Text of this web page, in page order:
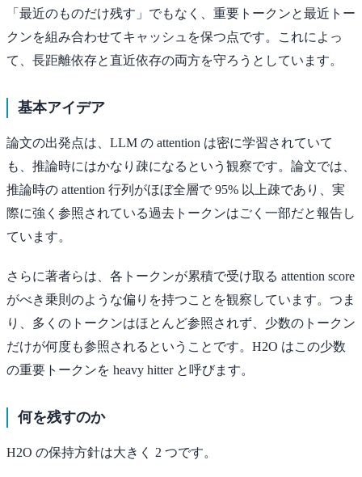
「最近のものだけ残す」でもなく、重要トークンと最近トー
クンを組み合わせてキャッシュを保つ点です。これによっ
て、長距離依存と直近依存の両方を守ろうとしています。
基本アイデア
論文の出発点は、LLM の attention は密に学習されていて
も、推論時にはかなり疎になるという観察です。論文では、
推論時の attention 行列がほぼ全層で 95% 以上疎であり、実
際に強く参照されている過去トークンはごく一部だと報告し
ています。
さらに著者らは、各トークンが累積で受け取る attention score
がべき乗則のような偏りを持つことを観察しています。つま
り、多くのトークンはほとんど参照されず、少数のトークン
だけが何度も参照されるということです。H2O はこの少数
の重要トークンを heavy hitter と呼びます。
何を残すのか
H2O の保持方針は大きく 2 つです。